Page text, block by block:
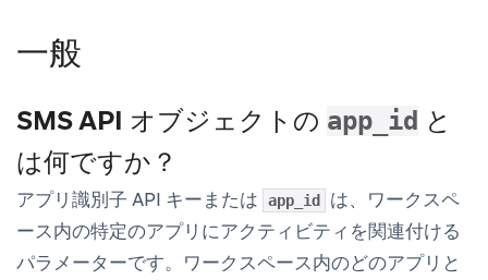
一般
SMS API オブジェクトの app_id と
は何ですか？
アプリ識別子 API キーまたは app_id
は、ワークスペ
ース内の特定のアプリにアクティビティを関連付ける
パラメーターです。ワークスペース内のどのアプリと